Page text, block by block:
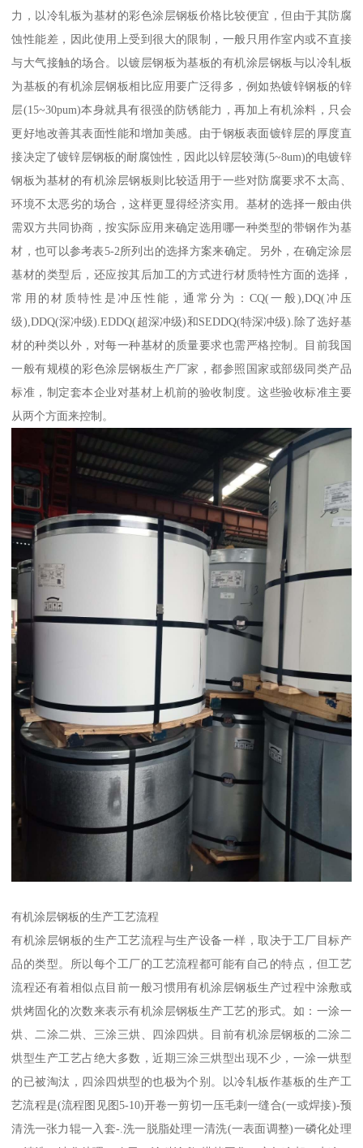
力，以冷轧板为基材的彩色涂层钢板价格比较便宜，但由于其防腐
蚀性能差，因此使用上受到很大的限制，一般只用作室内或不直接
与大气接触的场合。以镀层钢板为基板的有机涂层钢板与以冷轧板
为基板的有机涂层钢板相比应用要广泛得多，例如热镀锌钢板的锌
层(15~30pum)本身就具有很强的防锈能力，再加上有机涂料，只会
更好地改善其表面性能和增加美感。由于钢板表面镀锌层的厚度直
接决定了镀锌层钢板的耐腐蚀性，因此以锌层较薄(5~8um)的电镀锌
钢板为基材的有机涂层钢板则比较适用于一些对防腐要求不太高、
环境不太恶劣的场合，这样更显得经济实用。基材的选择一般由供
需双方共同协商，按实际应用来确定选用哪一种类型的带钢作为基
材，也可以参考表5-2所列出的选择方案来确定。另外，在确定涂层
基材的类型后，还应按其后加工的方式进行材质特性方面的选择，
常用的材质特性是冲压性能，通常分为：CQ(一般),DQ(冲压
级),DDQ(深冲级).EDDQ(超深冲级)和SEDDQ(特深冲级).除了选好基
材的种类以外，对每一种基材的质量要求也需严格控制。目前我国
一般有规模的彩色涂层钢板生产厂家，都参照国家或部级同类产品
标准，制定套本企业对基材上机前的验收制度。这些验收标准主要
从两个方面来控制。
有机涂层钢板的生产工艺流程
有机涂层钢板的生产工艺流程与生产设备一样，取决于工厂目标产
品的类型。所以每个工厂的工艺流程都可能有自己的特点，但工艺
流程还有着相似点目前一般习惯用有机涂层钢板生产过程中涂敷或
烘烤固化的次数来表示有机涂层钢板生产工艺的形式。如：一涂一
烘、二涂二烘、三涂三烘、四涂四烘。目前有机涂层钢板的二涂二
烘型生产工艺占绝大多数，近期三涂三烘型出现不少，一涂一烘型
的已被淘汰，四涂四烘型的也极为个别。以冷轧板作基板的生产工
艺流程是(流程图见图5-10)开卷一剪切一压毛刺一缝合(一或焊接)-预
清洗一张力辊一入套-.洗一脱脂处理一清洗(一表面调整)一磷化处理